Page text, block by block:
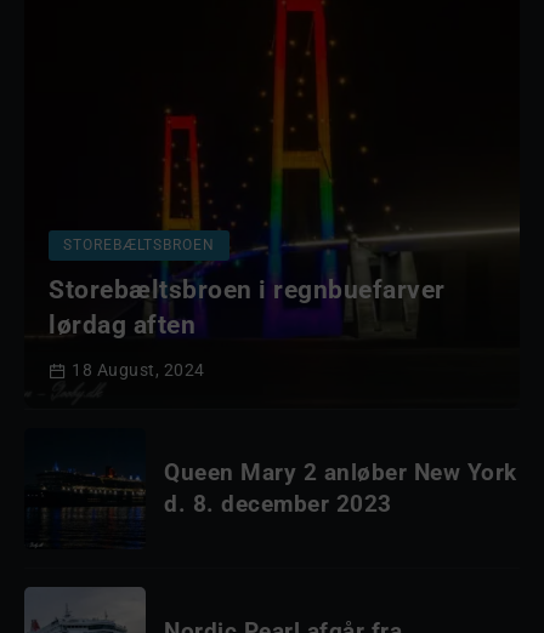
STOREBÆLTSBROEN
Storebæltsbroen i regnbuefarver
lørdag aften
18 August, 2024
Queen Mary 2 anløber New York
d. 8. december 2023